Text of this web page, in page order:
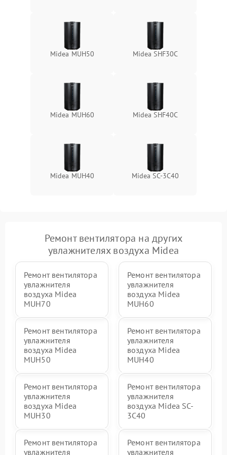
Midea MUH50 Midea SHF30C
Midea MUH60 Midea SHF40C
Midea MUH40 Midea SC-3C40
Ремонт вентилятора на других
увлажнителях воздуха Midea
Ремонт вентилятора
увлажнителя
воздуха Midea
MUH70
Ремонт вентилятора
увлажнителя
воздуха Midea
MUH60
Ремонт вентилятора
увлажнителя
воздуха Midea
MUH50
Ремонт вентилятора
увлажнителя
воздуха Midea
MUH40
Ремонт вентилятора
увлажнителя
воздуха Midea
MUH30
Ремонт вентилятора
увлажнителя
воздуха Midea SC-
3C40
Ремонт вентилятора
увлажнителя
Ремонт вентилятора
увлажнителя